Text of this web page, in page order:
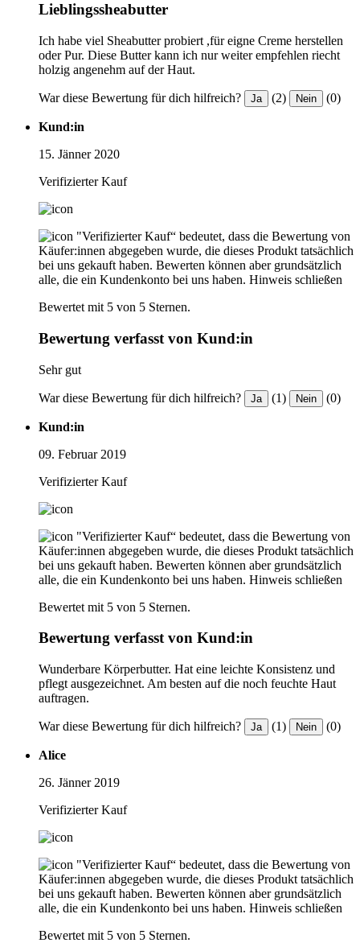
Lieblingssheabutter
Ich habe viel Sheabutter probiert ,für eigne Creme herstellen
oder Pur. Diese Butter kann ich nur weiter empfehlen riecht
holzig angenehm auf der Haut.
War diese Bewertung für dich hilfreich? Ja (2) Nein (0)
Kund:in
15. Jänner 2020
Verifizierter Kauf
"Verifizierter Kauf“ bedeutet, dass die Bewertung von
Käufer:innen abgegeben wurde, die dieses Produkt tatsächlich
bei uns gekauft haben. Bewerten können aber grundsätzlich
alle, die ein Kundenkonto bei uns haben. Hinweis schließen
Bewertet mit 5 von 5 Sternen.
Bewertung verfasst von Kund:in
Sehr gut
War diese Bewertung für dich hilfreich? Ja (1) Nein (0)
Kund:in
09. Februar 2019
Verifizierter Kauf
"Verifizierter Kauf“ bedeutet, dass die Bewertung von
Käufer:innen abgegeben wurde, die dieses Produkt tatsächlich
bei uns gekauft haben. Bewerten können aber grundsätzlich
alle, die ein Kundenkonto bei uns haben. Hinweis schließen
Bewertet mit 5 von 5 Sternen.
Bewertung verfasst von Kund:in
Wunderbare Körperbutter. Hat eine leichte Konsistenz und
pflegt ausgezeichnet. Am besten auf die noch feuchte Haut
auftragen.
War diese Bewertung für dich hilfreich? Ja (1) Nein (0)
Alice
26. Jänner 2019
Verifizierter Kauf
"Verifizierter Kauf“ bedeutet, dass die Bewertung von
Käufer:innen abgegeben wurde, die dieses Produkt tatsächlich
bei uns gekauft haben. Bewerten können aber grundsätzlich
alle, die ein Kundenkonto bei uns haben. Hinweis schließen
Bewertet mit 5 von 5 Sternen.